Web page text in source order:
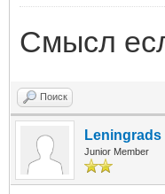
Смысл
Поиск
Leningrads
Junior Member